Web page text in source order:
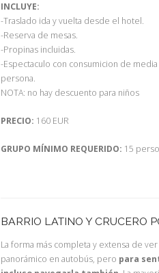
INCLUYE:
-Traslado ida y vuelta desde el hotel.
-Reserva de mesas.
-Propinas incluidas.
-Espectaculo con consumicion de
persona.
NOTA: no hay descuento para niños
PRECIO: 160 EUR
GRUPO MÍNIMO REQUERIDO: 15
BARRIO LATINO Y CRUCERO
La forma más completa y extensa de
panorámico en autobús, pero para